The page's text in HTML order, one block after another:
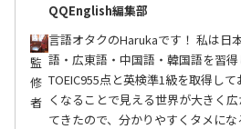
監
修
者
QQEnglish編集部
言語オタクのHarukaです！ 私は日
語・広東語・中国語・韓国語を習
TOEIC955点と英検準1級を取得し
くなることで見える世界が大きく
てきたので、分かりやすくタメに